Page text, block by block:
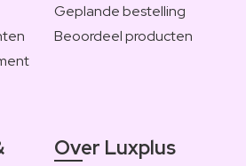
Geplande bestelling
Beoordeel producten
Over Luxplus